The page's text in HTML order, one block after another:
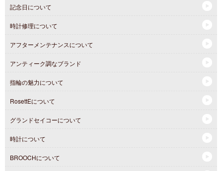
記念日について
時計修理について
アフターメンテナンスについて
アンティーク調なブランド
指輪の魅力について
RosettEについて
グランドセイコーについて
時計について
BROOCHについて